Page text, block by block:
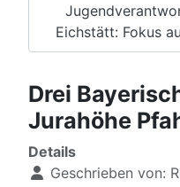
Eichstätt: Fokus
Drei
Jurahöhe
Details
Geschrieben von: